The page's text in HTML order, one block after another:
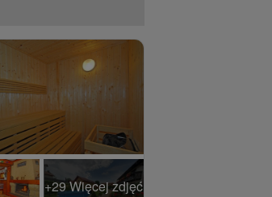
+29 Więcej zdjęć